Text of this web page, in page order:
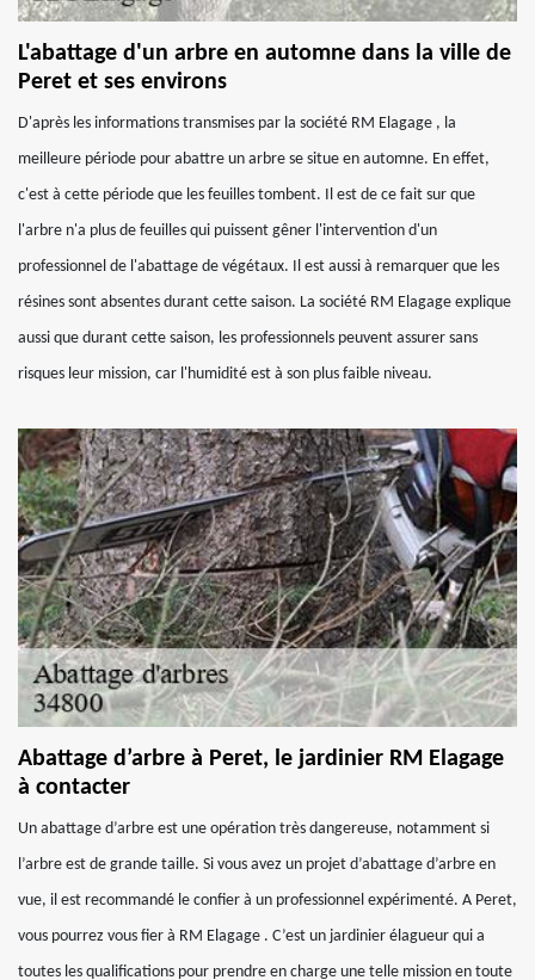
L'abattage d'un arbre en automne dans la ville de
Peret et ses environs
D'après les informations transmises par la société RM Elagage , la
meilleure période pour abattre un arbre se situe en automne. En effet,
c'est à cette période que les feuilles tombent. Il est de ce fait sur que
l'arbre n'a plus de feuilles qui puissent gêner l'intervention d'un
professionnel de l'abattage de végétaux. Il est aussi à remarquer que les
résines sont absentes durant cette saison. La société RM Elagage explique
aussi que durant cette saison, les professionnels peuvent assurer sans
risques leur mission, car l'humidité est à son plus faible niveau.
Abattage d’arbre à Peret, le jardinier RM Elagage
à contacter
Un abattage d’arbre est une opération très dangereuse, notamment si
l’arbre est de grande taille. Si vous avez un projet d’abattage d’arbre en
vue, il est recommandé le confier à un professionnel expérimenté. A Peret,
vous pourrez vous fier à RM Elagage . C’est un jardinier élagueur qui a
toutes les qualifications pour prendre en charge une telle mission en toute